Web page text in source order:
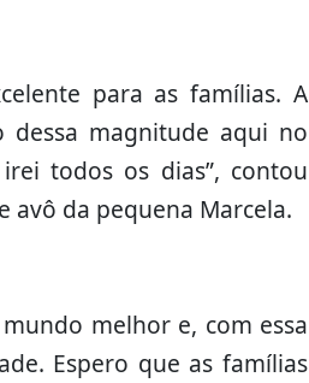
para as famílias. A
magnitude aqui no
todos os dias”, contou
avô da pequena Marcela.
melhor e, com essa
Espero que as famílias